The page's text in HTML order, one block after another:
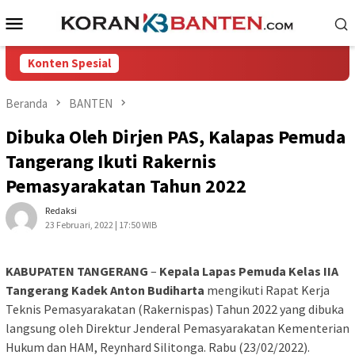
ke
Menu
Mobile
Konten Spesial
Beranda BANTEN
Dibuka Oleh Dirjen PAS, Kalapas Pemuda
Tangerang Ikuti Rakernis
Pemasyarakatan Tahun 2022
Redaksi
23 Februari, 2022 | 17:50 WIB
KABUPATEN TANGERANG – Kepala Lapas Pemuda Kelas IIA
Tangerang Kadek Anton Budiharta mengikuti Rapat Kerja
Teknis Pemasyarakatan (Rakernispas) Tahun 2022 yang dibuka
langsung oleh Direktur Jenderal Pemasyarakatan Kementerian
Hukum dan HAM, Reynhard Silitonga. Rabu (23/02/2022).